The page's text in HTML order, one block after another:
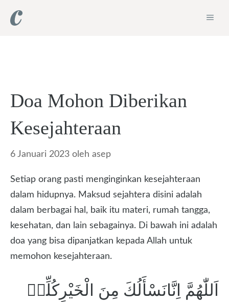
Doa Mohon Diberikan
Kesejahteraan
6 Januari 2023 oleh asep
Setiap orang pasti menginginkan kesejahteraan
dalam hidupnya. Maksud sejahtera disini adalah
dalam berbagai hal, baik itu materi, rumah tangga,
kesehatan, dan lain sebagainya. Di bawah ini adalah
doa yang bisa dipanjatkan kepada Allah untuk
memohon kesejahteraan.
اَللّٰهُمَّ اِنَّانَسْأَلُكَ مِنَ الْخَيْرِكُلِّهٖ